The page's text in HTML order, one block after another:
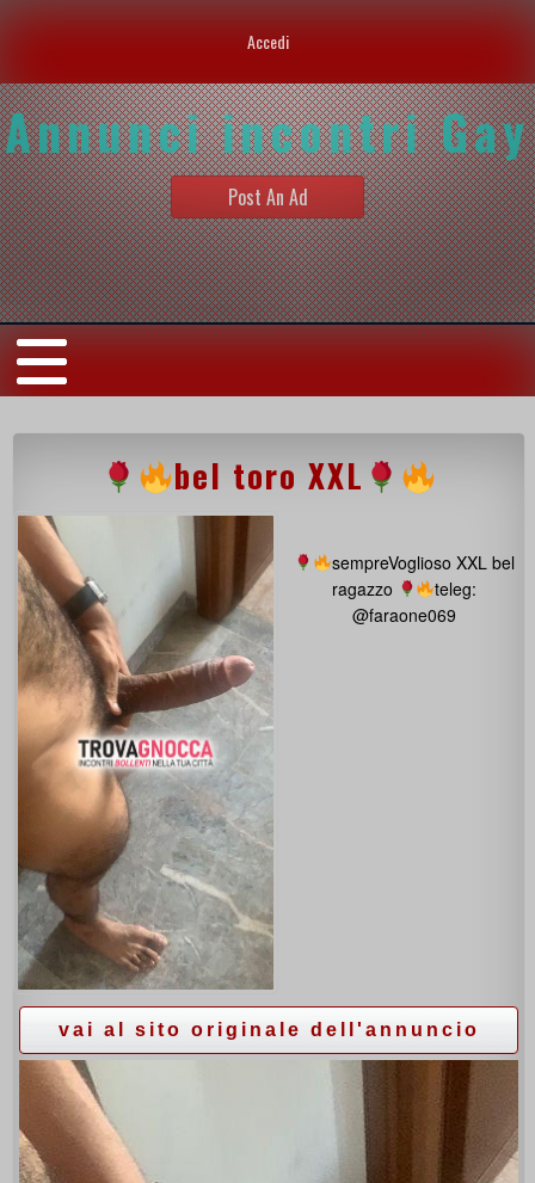
Accedi
Annunci incontri Gay
Post An Ad
bel toro XXL
sempreVoglioso XXL bel
ragazzo
teleg:
@faraone069